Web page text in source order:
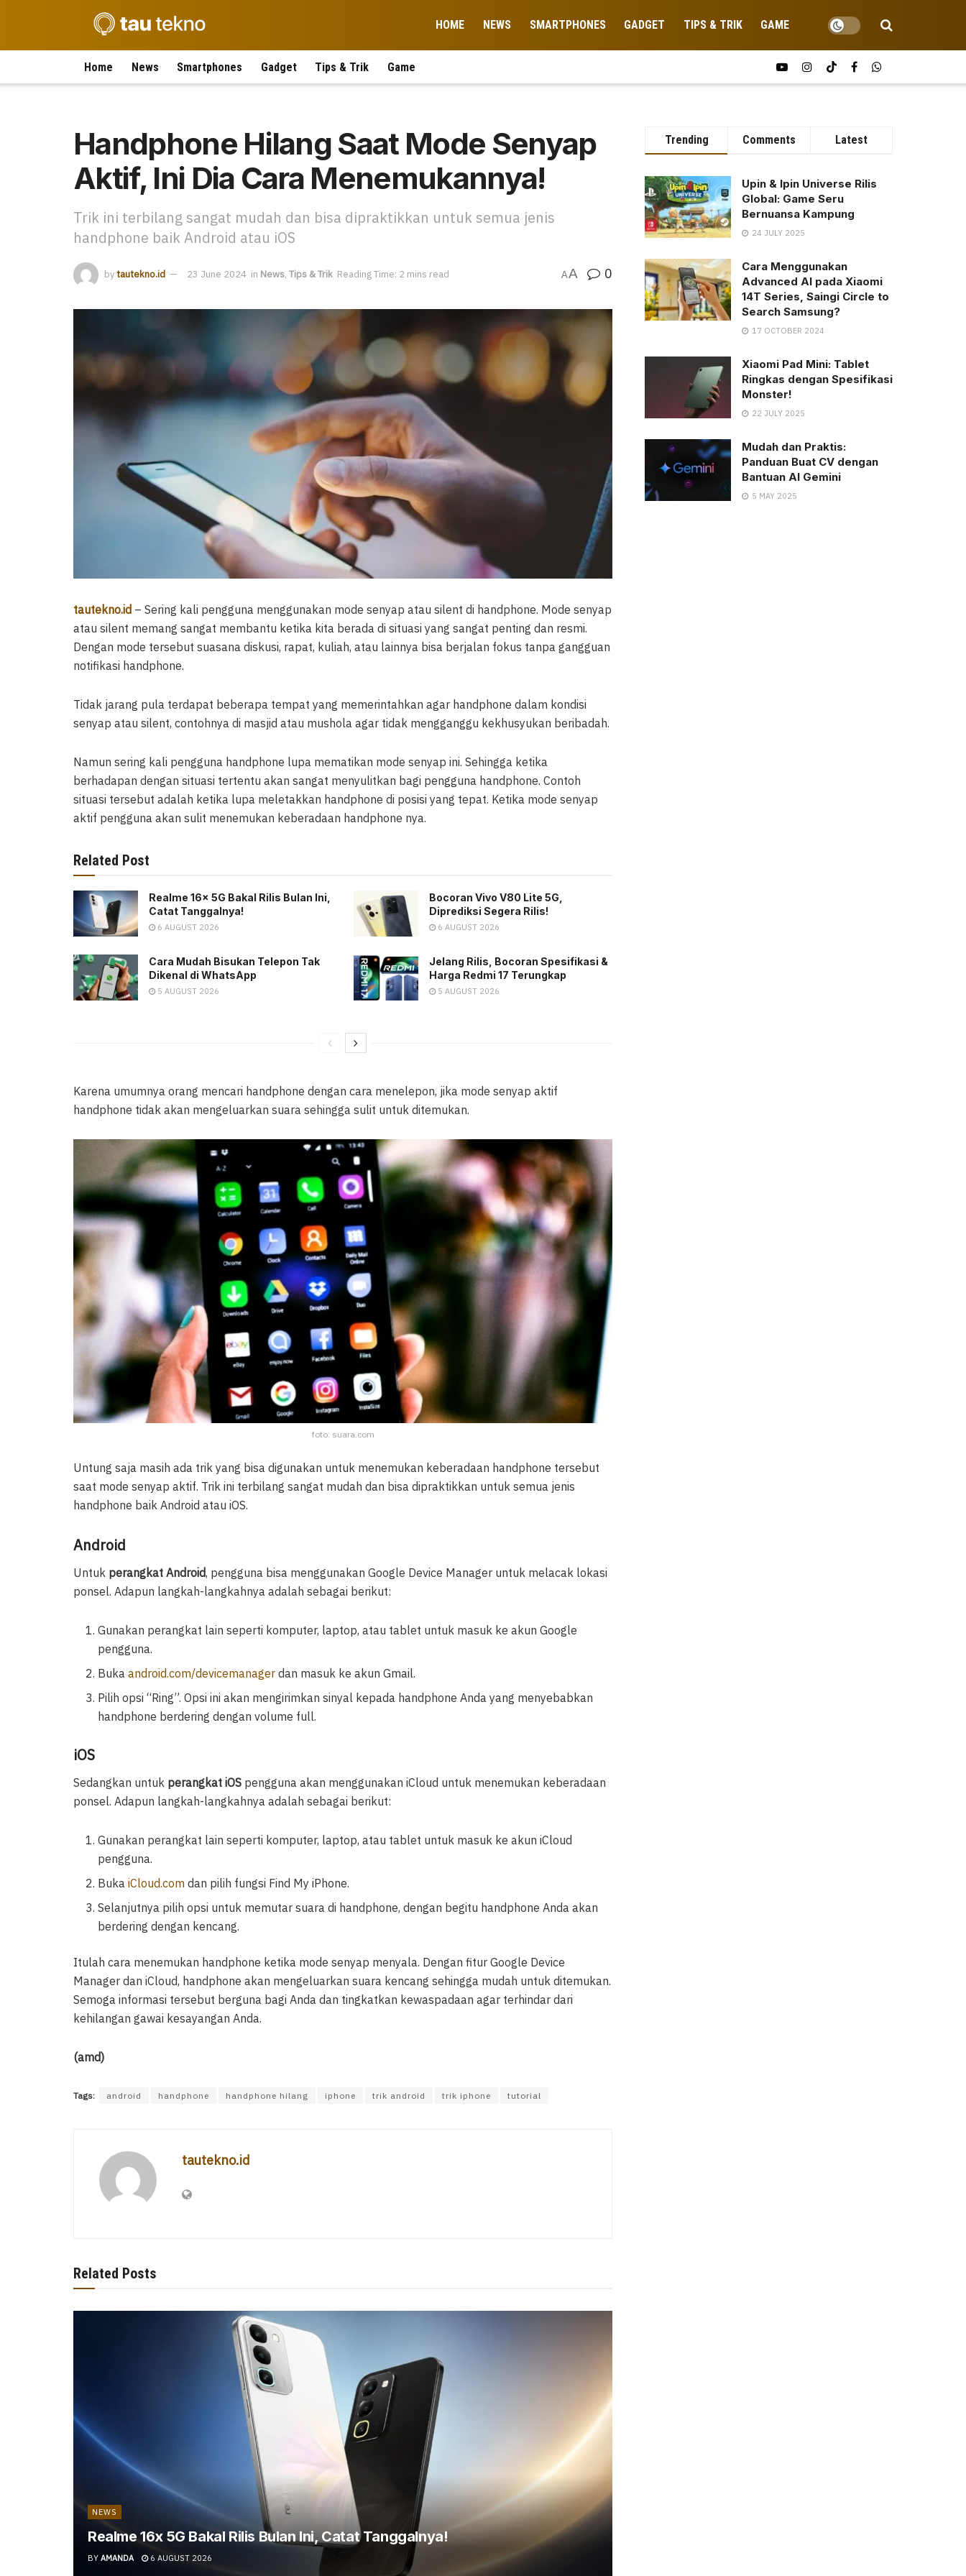
HOME NEWS SMARTPHONES GADGET TIPS & TRIK GAME
Home News Smartphones Gadget Tips & Trik Game
Handphone Hilang Saat Mode Senyap
Aktif, Ini Dia Cara Menemukannya!
Trik ini terbilang sangat mudah dan bisa dipraktikkan untuk semua jenis
handphone baik Android atau iOS
bytautekno.id 23 June 2024 in News, Tips & Trik Reading Time: 2 mins read AA 0
tautekno.id – Sering kali pengguna menggunakan mode senyap atau silent di handphone. Mode senyap
atau silent memang sangat membantu ketika kita berada di situasi yang sangat penting dan resmi.
Dengan mode tersebut suasana diskusi, rapat, kuliah, atau lainnya bisa berjalan fokus tanpa gangguan
notifikasi handphone.
Tidak jarang pula terdapat beberapa tempat yang memerintahkan agar handphone dalam kondisi
senyap atau silent, contohnya di masjid atau mushola agar tidak mengganggu kekhusyukan beribadah.
Namun sering kali pengguna handphone lupa mematikan mode senyap ini. Sehingga ketika
berhadapan dengan situasi tertentu akan sangat menyulitkan bagi pengguna handphone. Contoh
situasi tersebut adalah ketika lupa meletakkan handphone di posisi yang tepat. Ketika mode senyap
aktif pengguna akan sulit menemukan keberadaan handphone nya.
Related Post
Realme 16x 5G Bakal Rilis Bulan Ini,
Catat Tanggalnya!
6 AUGUST 2026
Bocoran Vivo V80 Lite 5G,
Diprediksi Segera Rilis!
6 AUGUST 2026
Cara Mudah Bisukan Telepon Tak
Dikenal di WhatsApp
5 AUGUST 2026
Jelang Rilis, Bocoran Spesifikasi &
Harga Redmi 17 Terungkap
5 AUGUST 2026
Karena umumnya orang mencari handphone dengan cara menelepon, jika mode senyap aktif
handphone tidak akan mengeluarkan suara sehingga sulit untuk ditemukan.
foto: suara.com
Untung saja masih ada trik yang bisa digunakan untuk menemukan keberadaan handphone tersebut
saat mode senyap aktif. Trik ini terbilang sangat mudah dan bisa dipraktikkan untuk semua jenis
handphone baik Android atau iOS.
Android
Untuk perangkat Android, pengguna bisa menggunakan Google Device Manager untuk melacak lokasi
ponsel. Adapun langkah-langkahnya adalah sebagai berikut:
Gunakan perangkat lain seperti komputer, laptop, atau tablet untuk masuk ke akun Google
pengguna.
Bukaandroid.com/devicemanager dan masuk ke akun Gmail.
Pilih opsi “Ring”. Opsi ini akan mengirimkan sinyal kepada handphone Anda yang menyebabkan
handphone berdering dengan volume full.
iOS
Sedangkan untuk perangkat iOS pengguna akan menggunakan iCloud untuk menemukan keberadaan
ponsel. Adapun langkah-langkahnya adalah sebagai berikut:
Gunakan perangkat lain seperti komputer, laptop, atau tablet untuk masuk ke akun iCloud
pengguna.
BukaiCloud.com dan pilih fungsi Find My iPhone.
Selanjutnya pilih opsi untuk memutar suara di handphone, dengan begitu handphone Anda akan
berdering dengan kencang.
Itulah cara menemukan handphone ketika mode senyap menyala. Dengan fitur Google Device
Manager dan iCloud, handphone akan mengeluarkan suara kencang sehingga mudah untuk ditemukan.
Semoga informasi tersebut berguna bagi Anda dan tingkatkan kewaspadaan agar terhindar dari
kehilangan gawai kesayangan Anda.
(amd)
Tags: android handphone handphone hilang iphone trik android trik iphone tutorial
tautekno.id
Related Posts
NEWS
Realme 16x 5G Bakal Rilis Bulan Ini, Catat Tanggalnya!
BY AMANDA 6 AUGUST 2026
Trending Comments Latest
Upin & Ipin Universe Rilis
Global: Game Seru
Bernuansa Kampung
24 JULY 2025
Cara Menggunakan
Advanced AI pada Xiaomi
14T Series, Saingi Circle to
Search Samsung?
17 OCTOBER 2024
Xiaomi Pad Mini: Tablet
Ringkas dengan Spesifikasi
Monster!
22 JULY 2025
Mudah dan Praktis:
Panduan Buat CV dengan
Bantuan AI Gemini
5 MAY 2025